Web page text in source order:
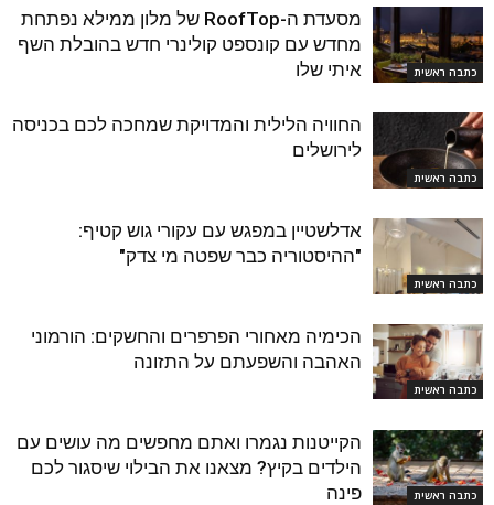
כתבה ראשית
מסעדת ה-RoofTop של מלון ממילא נפתחת
מחדש עם קונספט קולינרי חדש בהובלת השף
איתי שלו
כתבה ראשית
החוויה הלילית והמדויקת שמחכה לכם בכניסה
לירושלים
כתבה ראשית
אדלשטיין במפגש עם עקורי גוש קטיף:
"ההיסטוריה כבר שפטה מי צדק"
כתבה ראשית
הכימיה מאחורי הפרפרים והחשקים: הורמוני
האהבה והשפעתם על התזונה
כתבה ראשית
הקייטנות נגמרו ואתם מחפשים מה עושים עם
הילדים בקיץ? מצאנו את הבילוי שיסגור לכם
פינה